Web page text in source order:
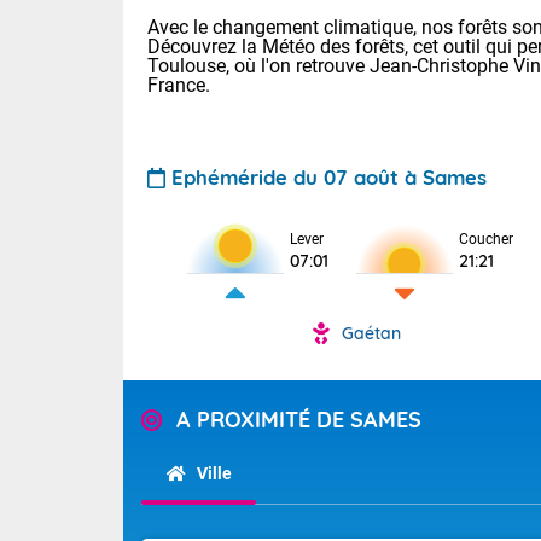
Avec le changement climatique, nos forêts
Découvrez la Météo des forêts, cet outil qui
Toulouse, où l'on retrouve Jean-Christophe
France.
Ephéméride du 07 août à Sames
Lever
07:01
Coucher
21:21
Gaétan
A PROXIMITÉ DE SAMES
Ville
Voici les
28 Lyon : 31
: 27 Nancy :